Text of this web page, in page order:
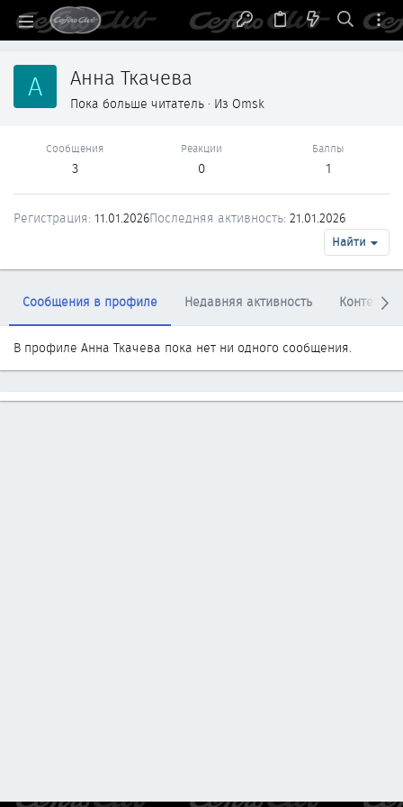
А Анна Ткачева
Пока больше читатель · Из Omsk
Сообщения
3
Реакции
0
Баллы
1
Регистрация 11.01.2026Последняя активность 21.01.2026
Найти
Сообщения в профиле Недавняя активность Контент
В профиле Анна Ткачева пока нет ни одного сообщения.